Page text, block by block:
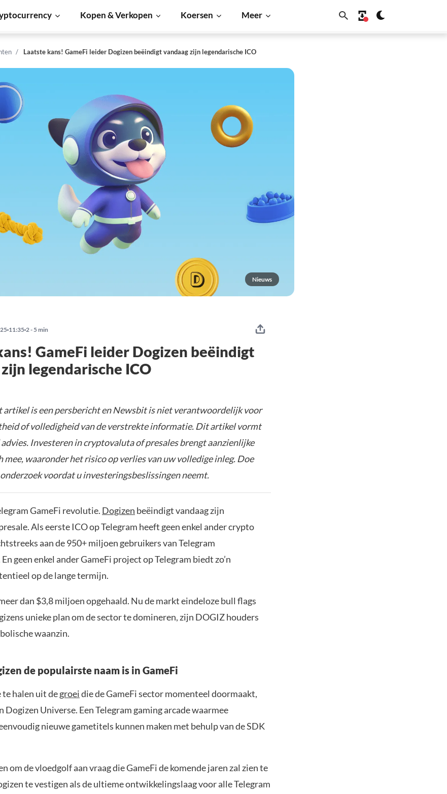
Kopen & Verkopen Koersen Meer
Laatste kans! GameFi leider Dogizen beëindigt vandaag zijn legendarische ICO
Nieuws
11:35 2 - 5 min
GameFi leider Dogizen beëindigt
legendarische ICO
artikel is een persbericht en Newsbit is niet verantwoordelijk voor
of volledigheid van de verstrekte informatie. Dit artikel vormt
Investeren in cryptovaluta of presales brengt aanzienlijke
mee, waaronder het risico op verlies van uw volledige inleg. Doe
voordat u investeringsbeslissingen neemt.
GameFi revolutie. Dogizen beëindigt vandaag zijn
Als eerste ICO op Telegram heeft geen enkel ander crypto
aan de 950+ miljoen gebruikers van Telegram
geen enkel ander GameFi project op Telegram biedt zo’n
op de lange termijn.
dan $3,8 miljoen opgehaald. Nu de markt eindeloze bull flags
unieke plan om de sector te domineren, zijn DOGIZ houders
waanzin.
de populairste naam is in GameFi
te halen uit degroeidie de GameFi sector momenteel doormaakt,
Dogizen Universe. Een Telegram gaming arcade waarmee
nieuwe gametitels kunnen maken met behulp van de SDK
om de vloedgolf aan vraag die GameFi de komende jaren zal zien te
te vestigen als de ultieme ontwikkelingslaag voor alle Telegram